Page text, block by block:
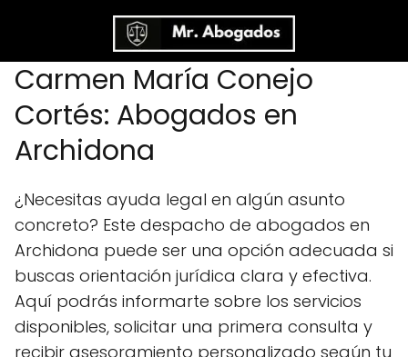
Carmen María Conejo
Cortés: Abogados en
Archidona
¿Necesitas ayuda legal en algún asunto
concreto? Este despacho de abogados en
Archidona puede ser una opción adecuada si
buscas orientación jurídica clara y efectiva.
Aquí podrás informarte sobre los servicios
disponibles, solicitar una primera consulta y
recibir asesoramiento personalizado según tu